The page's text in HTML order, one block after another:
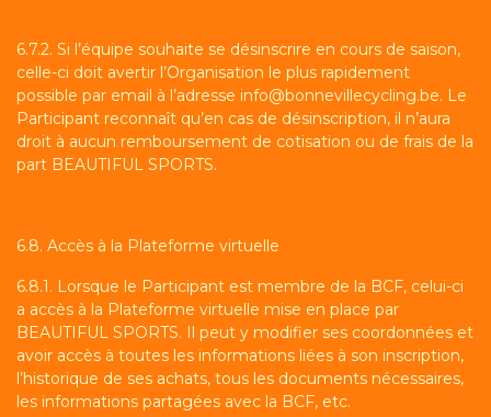
6.7.2. Si l’équipe souhaite se désinscrire en cours de saison,
celle-ci doit avertir l’Organisation le plus rapidement
possible par email à l’adresse info@bonnevillecycling.be. Le
Participant reconnaît qu’en cas de désinscription, il n’aura
droit à aucun remboursement de cotisation ou de frais de la
part BEAUTIFUL SPORTS.
6.8. Accès à la Plateforme virtuelle
6.8.1. Lorsque le Participant est membre de la BCF, celui-ci
a accès à la Plateforme virtuelle mise en place par
BEAUTIFUL SPORTS. Il peut y modifier ses coordonnées et
avoir accès à toutes les informations liées à son inscription,
l’historique de ses achats, tous les documents nécessaires,
les informations partagées avec la BCF, etc.